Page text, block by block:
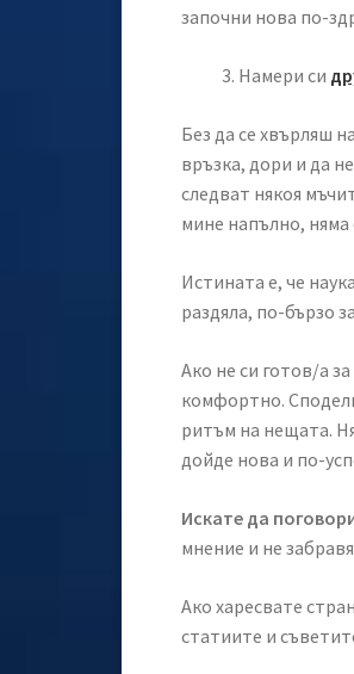
започни нова по-
Намери си
Без да се хвърляш
връзка, дори и да
следват някоя
мине напълно,
Истината е, че
раздяла, по-бързо
Ако не си готов/а
комфортно.
ритъм на нещата.
дойде нова и по-
Искате да
мнение и не
Ако харесвате
статиите и